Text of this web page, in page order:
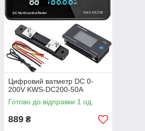
Цифровий ватметр DC 0-
200V KWS-DC200-50A
Готово до відправки 1 од.
889 ₴